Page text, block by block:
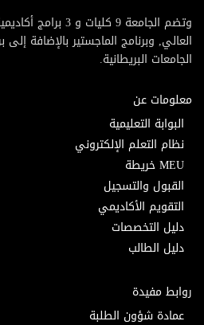
وتضم الجامعة 9
العالي, وبرنامج الماجستير بالإضافة
الجامعات البريطانية.
معلومات عن
البوابة التعليمية
نظام التعلم الإلكتروني
MEU خريطة
القبول والتسجيل
التقويم الأكاديمي
دليل التخصصات
دليل الطالب
روابط مفيدة
عمادة شؤون الطلبة